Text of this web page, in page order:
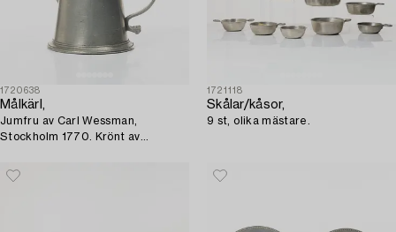
1720638
Målkärl,
Jumfru av Carl Wessman,
Stockholm 1770. Krönt av
1721118
Skålar/kåsor,
9 st, olika mästare.